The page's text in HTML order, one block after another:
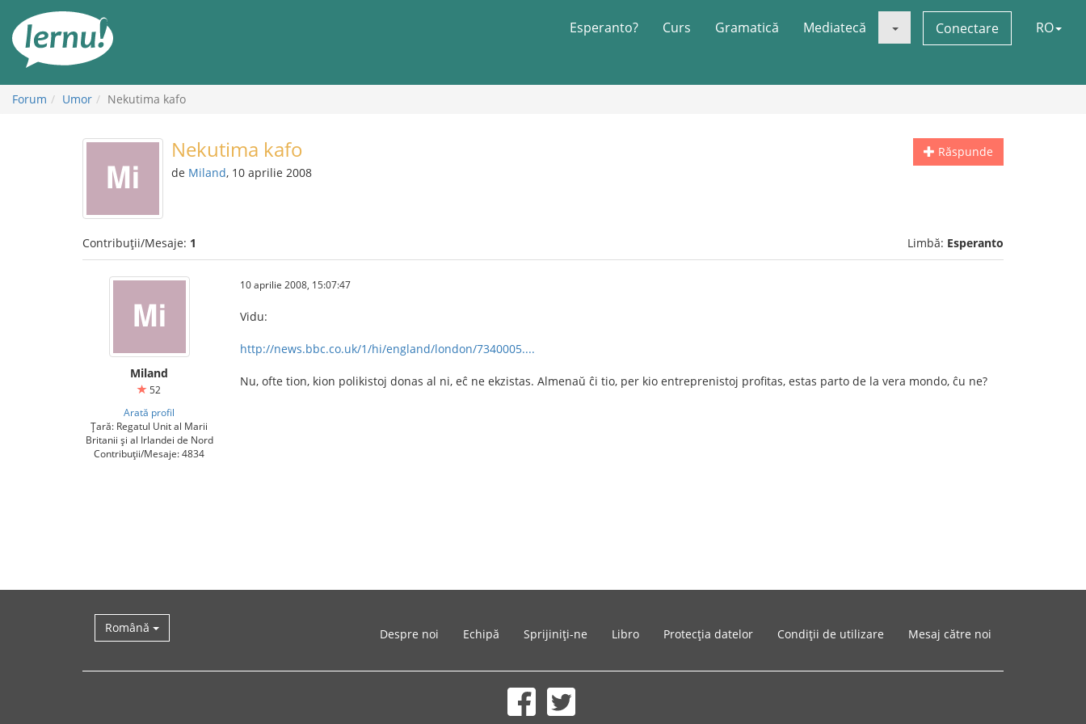
conținut
Esperanto? Curs Gramatică Mediatecă Conectare RO
Forum Umor Nekutima kafo
Răspunde
Nekutima kafo
de Miland, 10 aprilie 2008
Contribuții/Mesaje: 1 Limbă: Esperanto
Miland
52
Arată profil
Țară: Regatul Unit al Marii
Britanii și al Irlandei de Nord
Contribuții/Mesaje: 4834
10 aprilie 2008, 15:07:47
Vidu:
http://news.bbc.co.uk/1/hi/england/london/7340005....
Nu, ofte tion, kion polikistoj donas al ni, eĉ ne ekzistas. Almenaŭ ĉi tio, per kio entreprenistoj profitas, estas parto de la vera mondo, ĉu ne?
Română Despre noi Echipă Sprijiniți-ne Libro Protecția datelor Condiții de utilizare Mesaj către noi